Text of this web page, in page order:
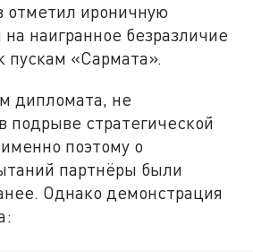
отметил ироничную
наигранное безразличие
пускам «Сармата».
дипломата, не
подрыве стратегической
поэтому о
партнёры были
Однако демонстрация